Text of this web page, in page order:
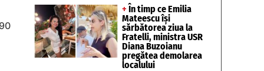
+ În timp ce Emilia
Mateescu își
sărbătorea ziua la
Fratelli, ministra USR
Diana Buzoianu
pregătea demolarea
localului